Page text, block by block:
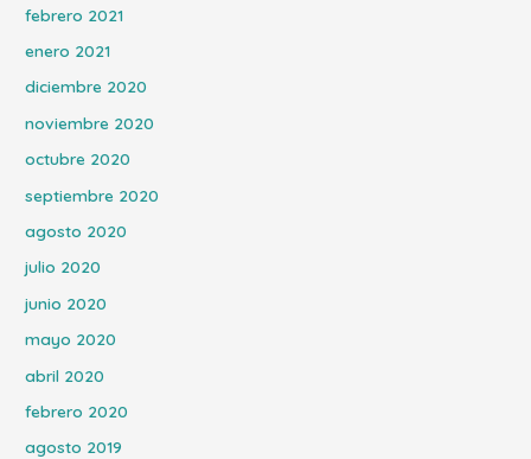
febrero 2021
enero 2021
diciembre 2020
noviembre 2020
octubre 2020
septiembre 2020
agosto 2020
julio 2020
junio 2020
mayo 2020
abril 2020
febrero 2020
agosto 2019